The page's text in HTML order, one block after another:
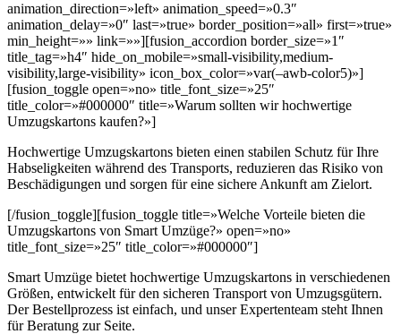
animation_direction=»left» animation_speed=»0.3″
animation_delay=»0″ last=»true» border_position=»all» first=»true»
min_height=»» link=»»][fusion_accordion border_size=»1″
title_tag=»h4″ hide_on_mobile=»small-visibility,medium-
visibility,large-visibility» icon_box_color=»var(–awb-color5)»]
[fusion_toggle open=»no» title_font_size=»25″
title_color=»#000000″ title=»Warum sollten wir hochwertige
Umzugskartons kaufen?»]
Hochwertige Umzugskartons bieten einen stabilen Schutz für Ihre
Habseligkeiten während des Transports, reduzieren das Risiko von
Beschädigungen und sorgen für eine sichere Ankunft am Zielort.
[/fusion_toggle][fusion_toggle title=»Welche Vorteile bieten die
Umzugskartons von Smart Umzüge?» open=»no»
title_font_size=»25″ title_color=»#000000″]
Smart Umzüge bietet hochwertige Umzugskartons in verschiedenen
Größen, entwickelt für den sicheren Transport von Umzugsgütern.
Der Bestellprozess ist einfach, und unser Expertenteam steht Ihnen
für Beratung zur Seite.